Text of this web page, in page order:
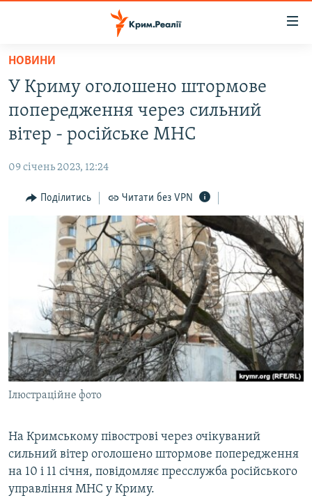
Перейти
основного
матеріалу
Перейти
до
основної
Перейти
ВОДА.КРИМ
ВІДЕО ТА ФОТО
БЛОГИ
ПОГЛЯД
ІНТЕРВ'Ю
ВСЕ ЗА ДЕНЬ
СПЕЦПРОЕКТИ
ДЕПОРТАЦІЯ
ВІДЕОУРОКИ «ELIFBE»
СВІДЧЕННЯ ОКУПАЦІЇ
УКРАЇНСЬКА ПРОБЛЕМА КРИМУ
ІНФОГРАФІКА
ЯК ОБІЙТИ БЛОКУВАННЯ
Русский
Qırımtatar
ДОЛУЧАЙСЯ!
Усі сайти RFE/RL
НОВИНИ
У Криму оголошено штормове
попередження через сильний
вітер - російське МНС
09 січень 2023, 12:24
Поділитись Читати без VPN
Ілюстраційне фото
На Кримському півострові через очікуваний
сильний вітер оголошено штормове попередження
на 10 і 11 січня, повідомляє пресслужба російського
управління МНС у Криму.